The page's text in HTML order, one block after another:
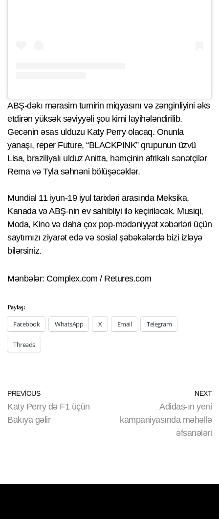
ABŞ-dəkı mərasim turnirin miqyasını və zənginliyini əks
etdirən yüksək səviyyəli şou kimi layihələndirilib.
Gecənin əsas ulduzu Katy Perry olacaq. Onunla
yanaşı, reper Future, “BLACKPINK” qrupunun üzvü
Lisa, braziliyalı ulduz Anitta, həmçinin afrikalı sənətçilər
Rema və Tyla səhnəni bölüşəcəklər.
Mundial 11 iyun-19 iyul tarixləri arasında Meksika,
Kanada və ABŞ-nin ev sahibliyi ilə keçiriləcək. Musiqi,
Moda, Kino və daha çox pop-mədəniyyət xəbərləri üçün
saytımızı ziyarət edə və sosial şəbəkələrdə bizi izləyə
bilərsiniz.
Mənbələr: Complex.com / Retures.com
Paylaş:
Facebook WhatsApp X Email Telegram
Threads
PREVIOUS
Katy Perry də F1 üçün
Bakıya gəlir
NEXT
Adidas-ın yeni
kampaniyasında məhəllə
əfsanələri